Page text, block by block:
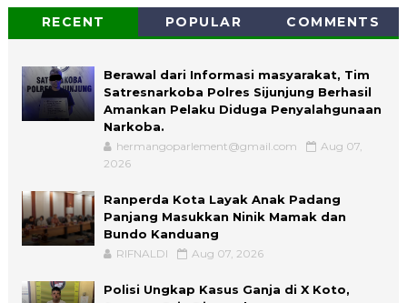
RECENT POPULAR COMMENTS
Berawal dari Informasi masyarakat, Tim
Satresnarkoba Polres Sijunjung Berhasil
Amankan Pelaku Diduga Penyalahgunaan
Narkoba.
hermangoparlement@gmail.com
Aug 07,
2026
Ranperda Kota Layak Anak Padang
Panjang Masukkan Ninik Mamak dan
Bundo Kanduang
RIFNALDI Aug 07, 2026
Polisi Ungkap Kasus Ganja di X Koto,